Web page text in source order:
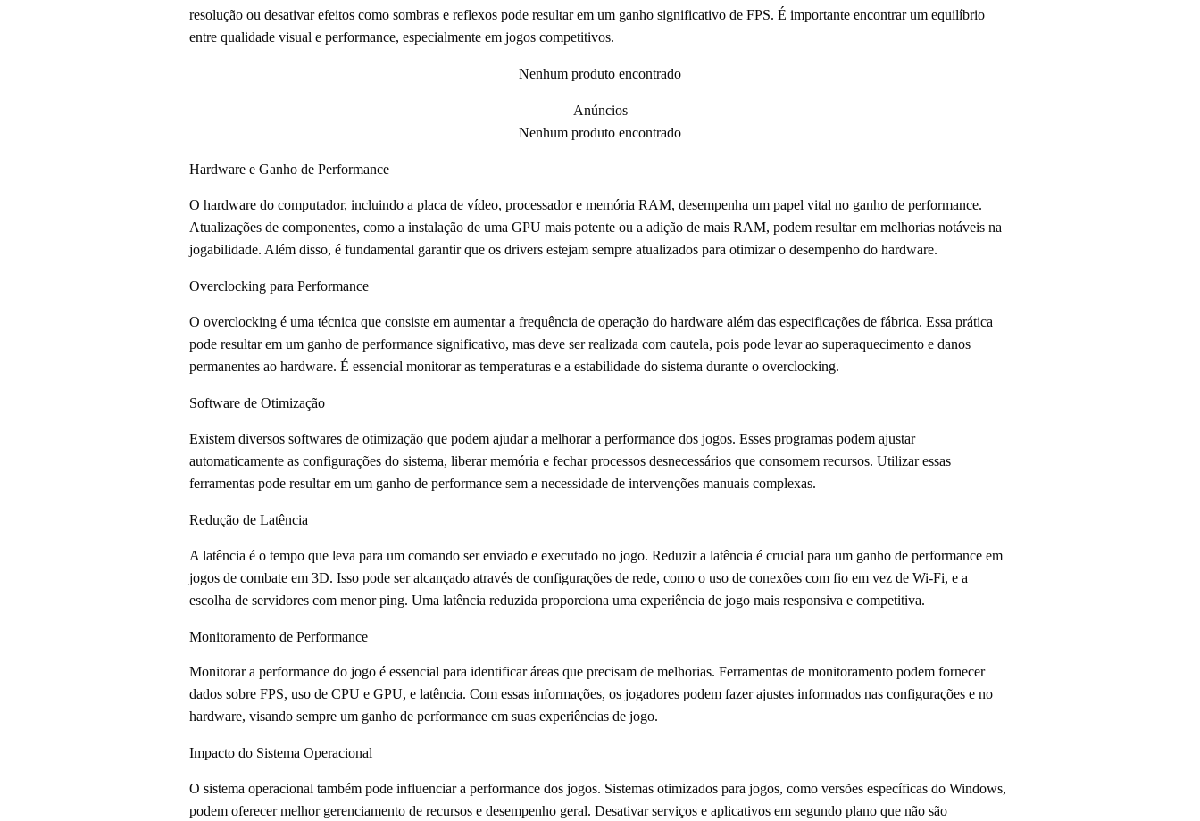
resolução ou desativar efeitos como sombras e reflexos pode resultar em um ganho significativo de FPS. É importante encontrar um equilíbrio
entre qualidade visual e performance, especialmente em jogos competitivos.
Nenhum produto encontrado
Anúncios
Nenhum produto encontrado
Hardware e Ganho de Performance
O hardware do computador, incluindo a placa de vídeo, processador e memória RAM, desempenha um papel vital no ganho de performance.
Atualizações de componentes, como a instalação de uma GPU mais potente ou a adição de mais RAM, podem resultar em melhorias notáveis na
jogabilidade. Além disso, é fundamental garantir que os drivers estejam sempre atualizados para otimizar o desempenho do hardware.
Overclocking para Performance
O overclocking é uma técnica que consiste em aumentar a frequência de operação do hardware além das especificações de fábrica. Essa prática
pode resultar em um ganho de performance significativo, mas deve ser realizada com cautela, pois pode levar ao superaquecimento e danos
permanentes ao hardware. É essencial monitorar as temperaturas e a estabilidade do sistema durante o overclocking.
Software de Otimização
Existem diversos softwares de otimização que podem ajudar a melhorar a performance dos jogos. Esses programas podem ajustar
automaticamente as configurações do sistema, liberar memória e fechar processos desnecessários que consomem recursos. Utilizar essas
ferramentas pode resultar em um ganho de performance sem a necessidade de intervenções manuais complexas.
Redução de Latência
A latência é o tempo que leva para um comando ser enviado e executado no jogo. Reduzir a latência é crucial para um ganho de performance em
jogos de combate em 3D. Isso pode ser alcançado através de configurações de rede, como o uso de conexões com fio em vez de Wi-Fi, e a
escolha de servidores com menor ping. Uma latência reduzida proporciona uma experiência de jogo mais responsiva e competitiva.
Monitoramento de Performance
Monitorar a performance do jogo é essencial para identificar áreas que precisam de melhorias. Ferramentas de monitoramento podem fornecer
dados sobre FPS, uso de CPU e GPU, e latência. Com essas informações, os jogadores podem fazer ajustes informados nas configurações e no
hardware, visando sempre um ganho de performance em suas experiências de jogo.
Impacto do Sistema Operacional
O sistema operacional também pode influenciar a performance dos jogos. Sistemas otimizados para jogos, como versões específicas do Windows,
podem oferecer melhor gerenciamento de recursos e desempenho geral. Desativar serviços e aplicativos em segundo plano que não são